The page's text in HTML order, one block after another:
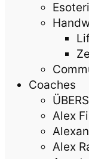
Coaches
Alex
Alex